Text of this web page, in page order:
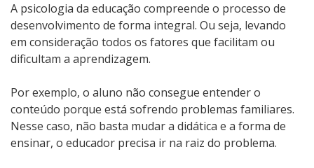
A psicologia da educação compreende o processo de
desenvolvimento de forma integral. Ou seja, levando
em consideração todos os fatores que facilitam ou
dificultam a aprendizagem.
Por exemplo, o aluno não consegue entender o
conteúdo porque está sofrendo problemas familiares.
Nesse caso, não basta mudar a didática e a forma de
ensinar, o educador precisa ir na raiz do problema.